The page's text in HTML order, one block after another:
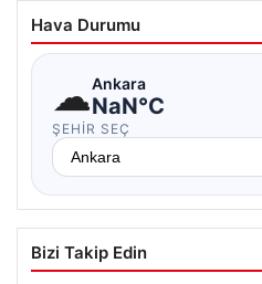
Hava Durumu
☁Ankara
NaN°C
ŞEHIR SEÇ
Bizi Takip Edin